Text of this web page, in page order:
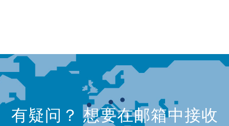
有疑问？ 想要在邮箱中接收